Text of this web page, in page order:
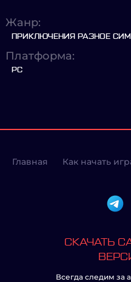
Жанр:
ПРИКЛЮЧЕНИЯ РАЗНОЕ
Платформа:
PC
Главная Как начать
СКАЧАТЬ
Всегда следим за